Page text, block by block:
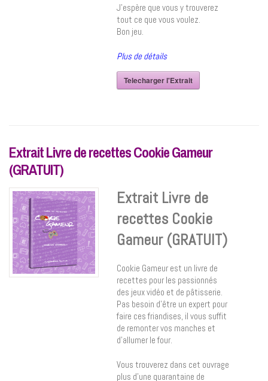
J’espère que vous y trouverez
tout ce que vous voulez.
Bon jeu.
Plus de détails
Telecharger l'Extrait
Extrait Livre de recettes Cookie Gameur
(GRATUIT)
Extrait Livre de
recettes Cookie
Gameur (GRATUIT)
Cookie Gameur est un livre de
recettes pour les passionnés
des jeux vidéo et de pâtisserie.
Pas besoin d’être un expert pour
faire ces friandises, il vous suffit
de remonter vos manches et
d’allumer le four.
Vous trouverez dans cet ouvrage
plus d’une quarantaine de